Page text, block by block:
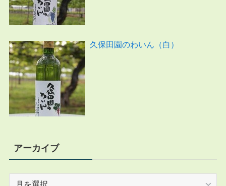
久保田園のわいん（白）
アーカイブ